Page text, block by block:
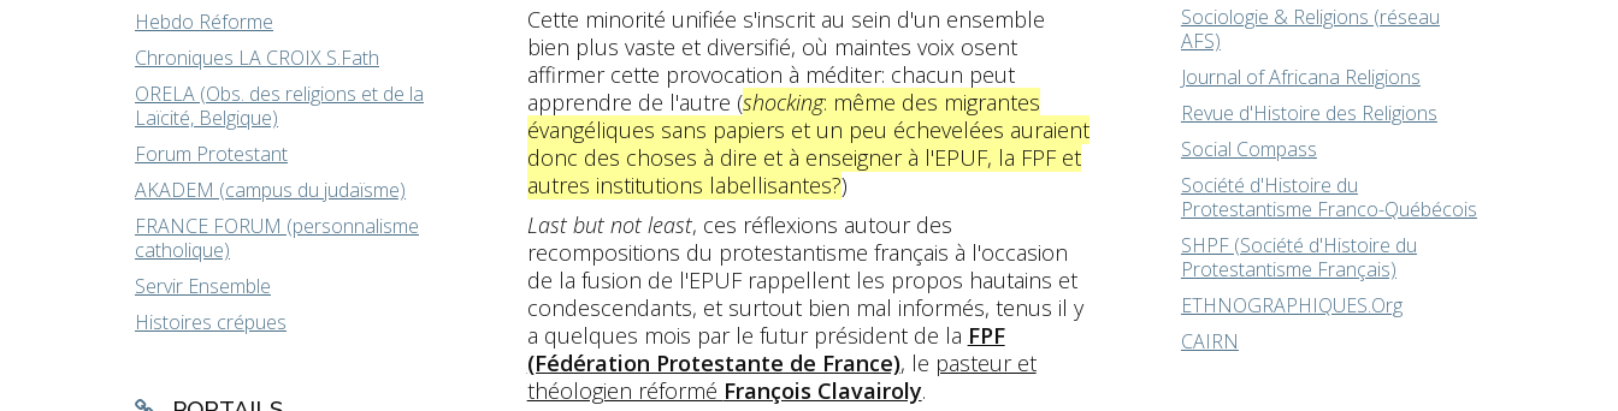
Hebdo Réforme
Chroniques LA CROIX S.Fath
ORELA (Obs. des religions et de la
Laïcité, Belgique)
Forum Protestant
AKADEM (campus du judaïsme)
FRANCE FORUM (personnalisme
catholique)
Servir Ensemble
Histoires crépues
Cette minorité unifiée s'inscrit au sein d'un ensemble
bien plus vaste et diversifié, où maintes voix osent
affirmer cette provocation à méditer: chacun peut
apprendre de l'autre (shocking: même des migrantes
évangéliques sans papiers et un peu échevelées auraient
donc des choses à dire et à enseigner à l'EPUF, la FPF et
autres institutions labellisantes?)
Last but not least, ces réflexions autour des
recompositions du protestantisme français à l'occasion
de la fusion de l'EPUF rappellent les propos hautains et
condescendants, et surtout bien mal informés, tenus il y
a quelques mois par le futur président de la FPF
(Fédération Protestante de France), le pasteur et
théologien réformé François Clavairoly.
Sociologie & Religions (réseau
AFS)
Journal of Africana Religions
Revue d'Histoire des Religions
Social Compass
Société d'Histoire du
Protestantisme Franco-Québécois
SHPF (Société d'Histoire du
Protestantisme Français)
ETHNOGRAPHIQUES.Org
CAIRN